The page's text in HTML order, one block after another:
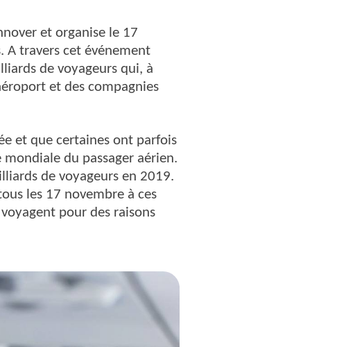
et organise le 17
A travers cet événement
de voyageurs qui, à
et des compagnies
et que certaines ont parfois
du passager aérien.
de voyageurs en 2019.
les 17 novembre à ces
pour des raisons